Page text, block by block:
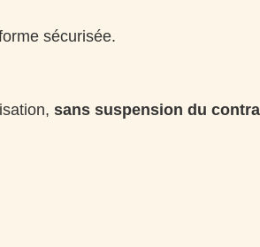
sécurisée.
sans suspension du